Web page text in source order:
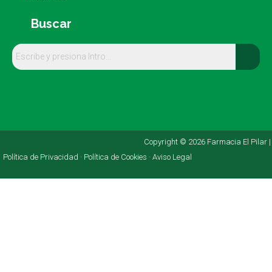
Buscar
Copyright © 2026 Farmacia El Pilar |
Política de Privacidad · Política de Cookies · Aviso Legal